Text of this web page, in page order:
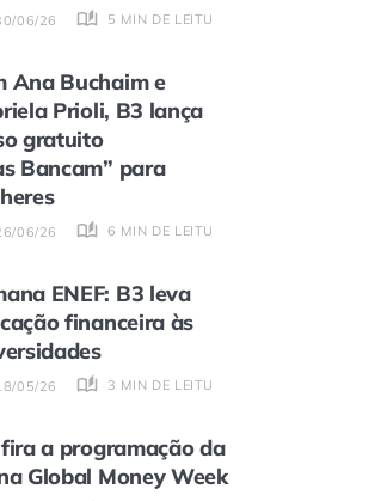
06/26 5 MIN DE LEITURA
Ana Buchaim e
Prioli, B3 lança
gratuito
Bancam” para
06/26 6 MIN DE LEITURA
ENEF: B3 leva
financeira às
05/26 3 MIN DE LEITURA
a programação da
Global Money Week